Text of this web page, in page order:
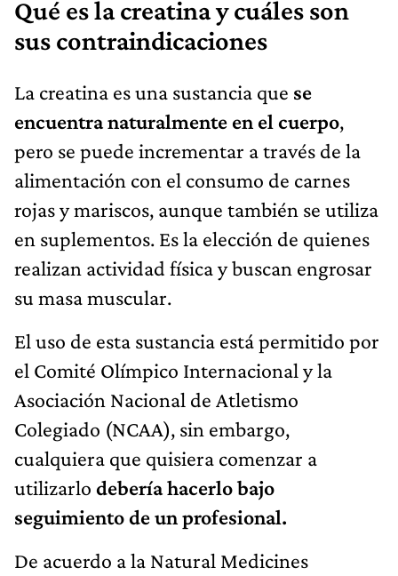
Qué es la creatina y cuáles son
sus contraindicaciones
La creatina es una sustancia que se
encuentra naturalmente en el cuerpo,
pero se puede incrementar a través de la
alimentación con el consumo de carnes
rojas y mariscos, aunque también se utiliza
en suplementos. Es la elección de quienes
realizan actividad física y buscan engrosar
su masa muscular.
El uso de esta sustancia está permitido por
el Comité Olímpico Internacional y la
Asociación Nacional de Atletismo
Colegiado (NCAA), sin embargo,
cualquiera que quisiera comenzar a
utilizarlo debería hacerlo bajo
seguimiento de un profesional.
De acuerdo a la Natural Medicines